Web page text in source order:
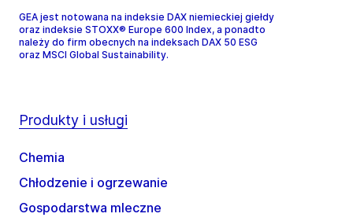
GEA jest notowana na indeksie DAX niemieckiej giełdy
oraz indeksie STOXX® Europe 600 Index, a ponadto
należy do firm obecnych na indeksach DAX 50 ESG
oraz MSCI Global Sustainability.
Produkty i usługi
Chemia
Chłodzenie i ogrzewanie
Gospodarstwa mleczne